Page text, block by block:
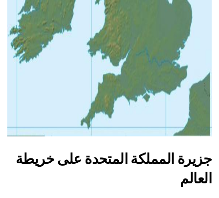
جزيرة المملكة المتحدة على خريطة
العالم